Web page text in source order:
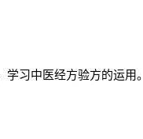
习中医经方验方的运用。